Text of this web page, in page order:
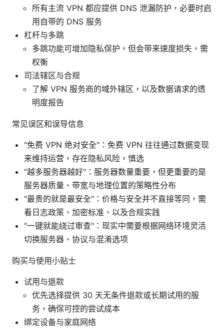
所有主流 VPN 都应提供 DNS 泄漏防护，必要时启
用自带的 DNS 服务
杠杆与多跳
多跳功能可增加隐私保护，但会带来速度损失，需
权衡
司法辖区与合规
了解 VPN 服务商的域外辖区，以及数据请求的透
明度报告
常见误区和误导信息
"免费 VPN 绝对安全"：免费 VPN 往往通过数据变现
来维持运营，存在隐私风险，慎选
"越多服务器越好"：服务器数量重要，但更重要的是
服务器质量、带宽与地理位置的策略性分布
"最贵的就是最安全"：价格与安全并不直接等同，需
看日志政策、加密标准、以及合规实践
"一键就能绕过审查"：现实中需要根据网络环境灵活
切换服务器、协议与混淆选项
购买与使用小贴士
试用与退款
优先选择提供 30 天无条件退款或长期试用的服
务，确保可控的尝试成本
绑定设备与家庭网络